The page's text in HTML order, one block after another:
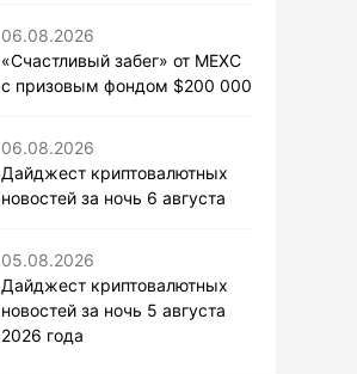
06.08.2026
«Счастливый забег» от MEXC
с призовым фондом $200 000
06.08.2026
Дайджест криптовалютных
новостей за ночь 6 августа
05.08.2026
Дайджест криптовалютных
новостей за ночь 5 августа
2026 года